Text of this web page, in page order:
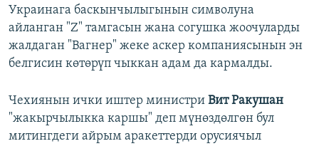
Украинага баскынчылыгынын символуна
айланган "Z" тамгасын жана согушка жоочуларды
жалдаган "Вагнер" жеке аскер компаниясынын эн
белгисин көтөрүп чыккан адам да кармалды.
Чехиянын ички иштер министри Вит Ракушан
"жакырчылыкка каршы" деп мүнөздөлгөн бул
митингдеги айрым аракеттерди орусиячыл